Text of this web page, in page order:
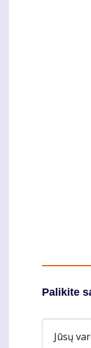
Palikite
Jūsų